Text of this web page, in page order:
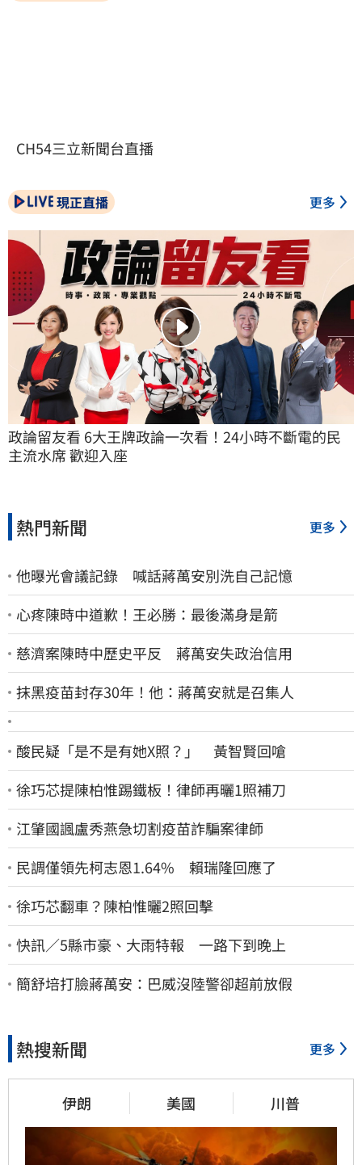
CH54三立新聞台直播
現正直播 更多
政論留友看 6大王牌政論一次看！24小時不斷電的民
主流水席 歡迎入座
熱門新聞 更多
他曝光會議記錄 喊話蔣萬安別洗自己記憶
心疼陳時中道歉！王必勝：最後滿身是箭
慈濟案陳時中歷史平反 蔣萬安失政治信用
抹黑疫苗封存30年！他：蔣萬安就是召集人
酸民疑「是不是有她X照？」 黃智賢回嗆
徐巧芯提陳柏惟踢鐵板！律師再曬1照補刀
江肇國諷盧秀燕急切割疫苗詐騙案律師
民調僅領先柯志恩1.64% 賴瑞隆回應了
徐巧芯翻車？陳柏惟曬2照回擊
快訊／5縣市豪、大雨特報 一路下到晚上
簡舒培打臉蔣萬安：巴威沒陸警卻超前放假
熱搜新聞 更多
伊朗 美國 川普